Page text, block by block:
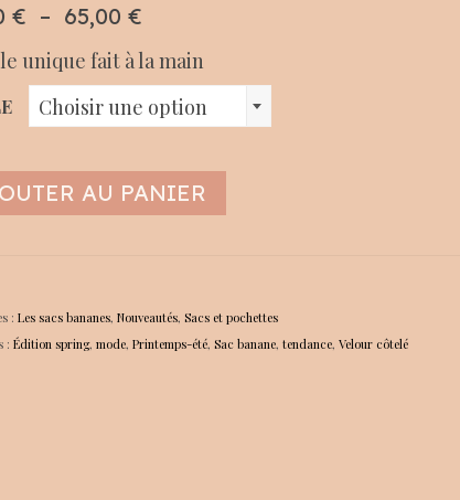
€ – 65,00 €Plage
prix :
55,00 €
à
unique fait à la main
Choisir une option
AU PANIER
: Les sacs bananes, Nouveautés, Sacs et pochettes
: Édition spring, mode, Printemps-été, Sac banane, tendance, Velour côtelé